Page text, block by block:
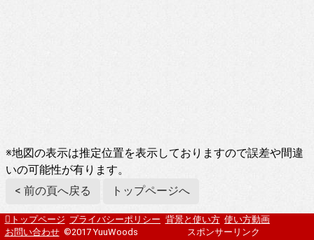
※地図の表示は推定位置を表示しておりますので誤差や間違
いの可能性が有ります。
< 前の頁へ戻る
トップページへ
トップページ プライバシーポリシー 背景と使い方 使い方動画
お問い合わせ ©2017 YuuWoods スポンサーリンク